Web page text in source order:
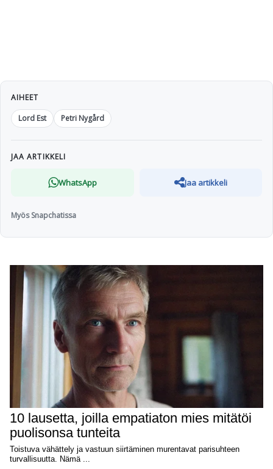
AIHEET
Lord Est
Petri Nygård
JAA ARTIKKELI
WhatsApp Jaa artikkeli
Myös Snapchatissa